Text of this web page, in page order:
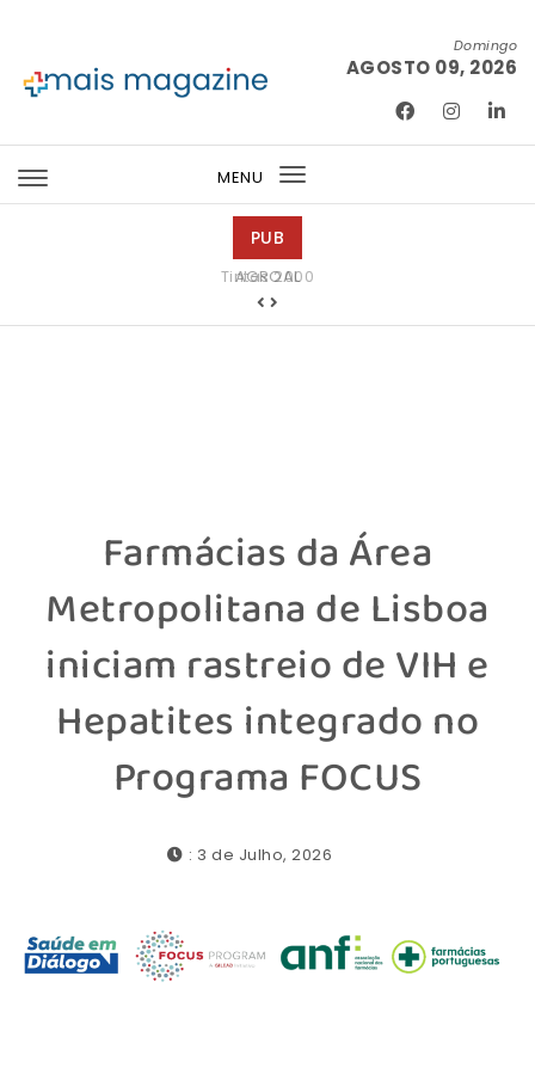
Domingo
AGOSTO 09, 2026
MENU
Toggle
PUB
Tintas 2000
Farmácias da Área
Metropolitana de Lisboa
iniciam rastreio de VIH e
Hepatites integrado no
Programa FOCUS
: 3 de Julho, 2026